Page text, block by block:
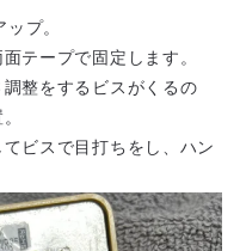
プ。
テープで固定します。
整をするビスがくるの
ビスで目打ちをし、ハン